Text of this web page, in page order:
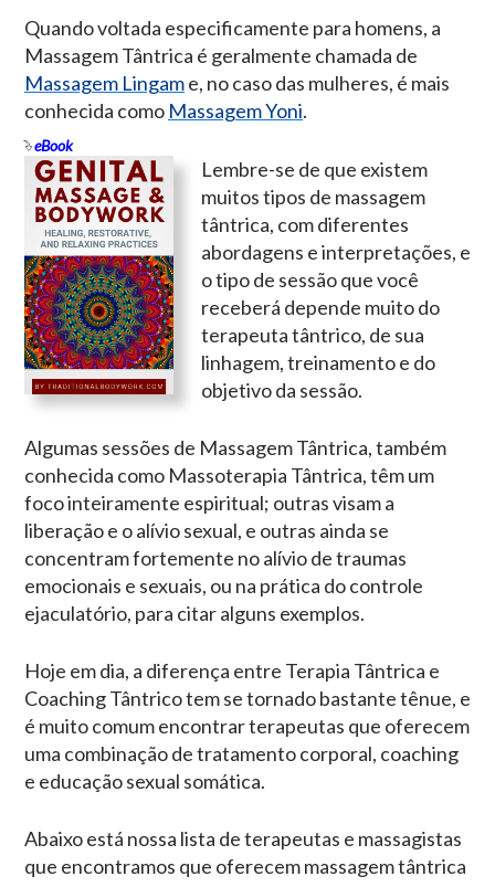
Quando voltada especificamente para homens, a
Massagem Tântrica é geralmente chamada de
Massagem Lingame, no caso das mulheres, é mais
conhecida como Massagem Yoni.
eBook
Lembre-se de que existem
muitos tipos de massagem
tântrica, com diferentes
abordagens e interpretações, e
o tipo de sessão que você
receberá depende muito do
terapeuta tântrico, de sua
linhagem, treinamento e do
objetivo da sessão.
Algumas sessões de Massagem Tântrica, também
conhecida como Massoterapia Tântrica, têm um
foco inteiramente espiritual; outras visam a
liberação e o alívio sexual, e outras ainda se
concentram fortemente no alívio de traumas
emocionais e sexuais, ou na prática do controle
ejaculatório, para citar alguns exemplos.
Hoje em dia, a diferença entre Terapia Tântrica e
Coaching Tântrico tem se tornado bastante tênue, e
é muito comum encontrar terapeutas que oferecem
uma combinação de tratamento corporal, coaching
e educação sexual somática.
Abaixo está nossa lista de terapeutas e massagistas
que encontramos que oferecem massagem tântrica